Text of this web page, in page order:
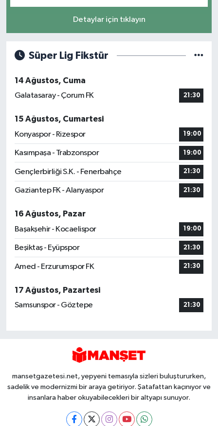
Detaylar için tıklayın
Süper Lig Fikstür
14 Ağustos, Cuma
Galatasaray - Çorum FK
21:30
15 Ağustos, Cumartesi
Konyaspor - Rizespor
19:00
Kasımpaşa - Trabzonspor 19:00
Gençlerbirliği S.K. - Fenerbahçe 21:30
Gaziantep FK - Alanyaspor 21:30
16 Ağustos, Pazar
Başakşehir - Kocaelispor
19:00
Beşiktaş - Eyüpspor 21:30
Amed - Erzurumspor FK 21:30
17 Ağustos, Pazartesi
Samsunspor - Göztepe
21:30
mansetgazetesi.net, yepyeni temasıyla sizleri buluştururken,
sadelik ve modernizmi bir araya getiriyor. Şatafattan kaçınıyor ve
insanlara haber okuyabilecekleri bir altyapı sunuyor.